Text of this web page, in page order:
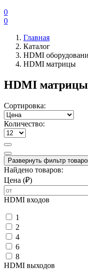
0
0
Главная
Каталог
HDMI
HDMI матрицы
HDMI матрицы
Сортировка:
Количество:
Развернуть фильтр
Найдено товаров:
Цена (₽)
HDMI входов
1
2
4
6
8
HDMI выходов